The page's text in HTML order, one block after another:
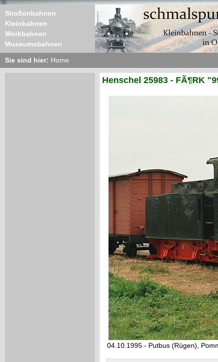
Straßenbahnen
Kleinbahnen
Werkbahnen
Museumsbahnen
Sie sind hier: Home
Henschel 25983 - FÃ¶RK
04.10.1995 - Putbus (Rügen),